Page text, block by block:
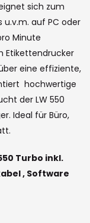
sich zum
u.v.m. auf PC oder
Minute
Etikettendrucker
eine effiziente,
hochwertige
der LW 550
Ideal für Büro,
Turbo inkl.
, Software